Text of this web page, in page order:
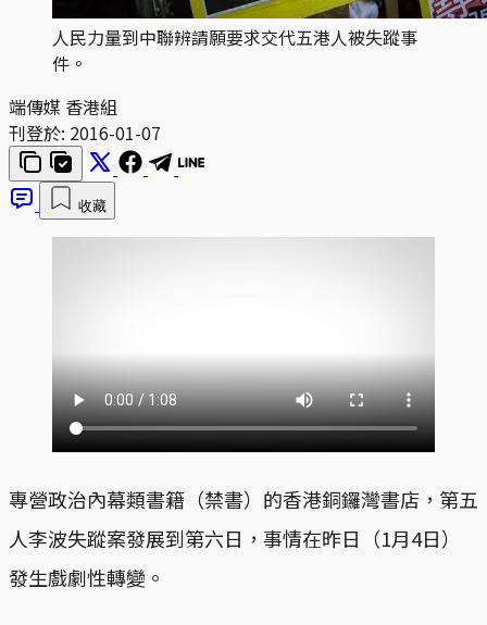
人民力量到中聯辨請願要求交代五港人被失蹤事
件。
端傳媒 香港組
刊登於: 2016-01-07
收藏
專營政治內幕類書籍（禁書）的香港銅鑼灣書店，第五
人李波失蹤案發展到第六日，事情在昨日（1月4日）
發生戲劇性轉變。